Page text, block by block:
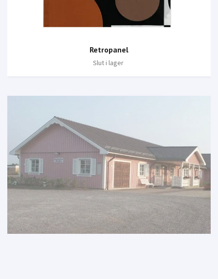
Retropanel
Slut i lager